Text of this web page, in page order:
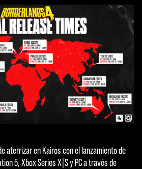
aterrizar en Kairos con el lanzamiento de
5, Xbox Series X|S y PC a través de